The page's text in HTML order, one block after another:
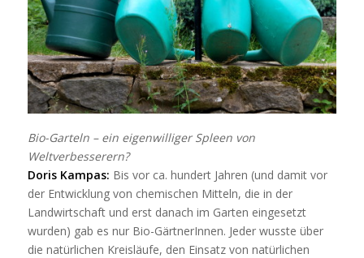
Bio-Garteln – ein eigenwilliger Spleen von
Weltverbesserern?
Doris Kampas: Bis vor ca. hundert Jahren (und damit vor
der Entwicklung von chemischen Mitteln, die in der
Landwirtschaft und erst danach im Garten eingesetzt
wurden) gab es nur Bio-GärtnerInnen. Jeder wusste über
die natürlichen Kreisläufe, den Einsatz von natürlichen